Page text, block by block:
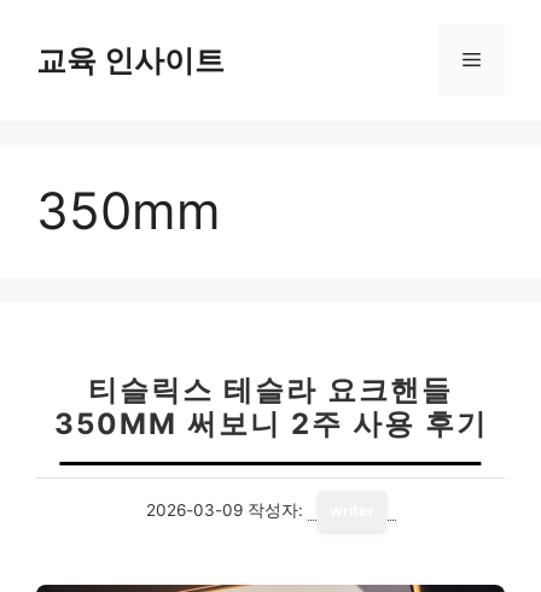
교육 인사이트 메
350mm
티슬릭스 테슬라 요크핸들
350MM 써보니 2주 사용 후기
2026-03-09 작성자: